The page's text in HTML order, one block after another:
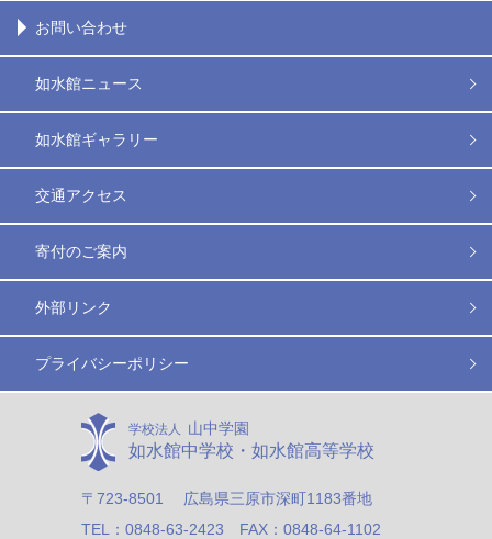
お問い合わせ
如水館ニュース
如水館ギャラリー
交通アクセス
寄付のご案内
外部リンク
プライバシーポリシー
学校法人 山中学園
如水館中学校・如水館高等学校
〒723-8501 広島県三原市深町1183番地
TEL：0848-63-2423 FAX：0848-64-1102